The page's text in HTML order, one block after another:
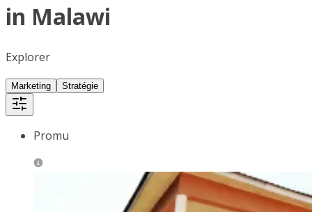
in Malawi
Explorer
Marketing Stratégie
Promu